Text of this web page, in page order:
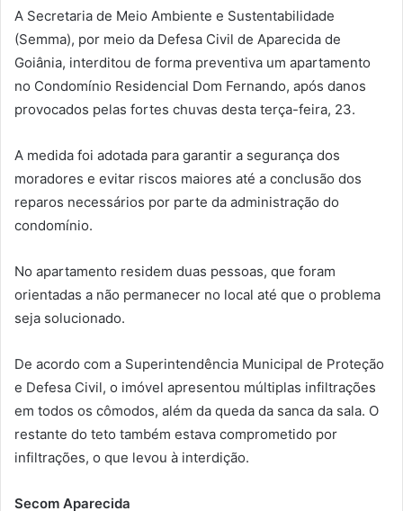
A Secretaria de Meio Ambiente e Sustentabilidade
(Semma), por meio da Defesa Civil de Aparecida de
Goiânia, interditou de forma preventiva um apartamento
no Condomínio Residencial Dom Fernando, após danos
provocados pelas fortes chuvas desta terça-feira, 23.
A medida foi adotada para garantir a segurança dos
moradores e evitar riscos maiores até a conclusão dos
reparos necessários por parte da administração do
condomínio.
No apartamento residem duas pessoas, que foram
orientadas a não permanecer no local até que o problema
seja solucionado.
De acordo com a Superintendência Municipal de Proteção
e Defesa Civil, o imóvel apresentou múltiplas infiltrações
em todos os cômodos, além da queda da sanca da sala. O
restante do teto também estava comprometido por
infiltrações, o que levou à interdição.
Secom Aparecida